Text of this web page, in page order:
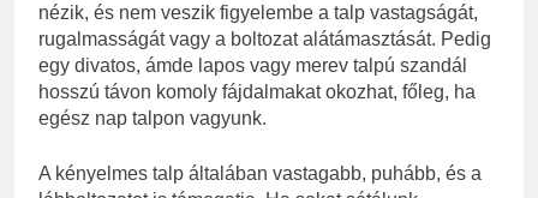
nézik, és nem veszik figyelembe a talp vastagságát,
rugalmasságát vagy a boltozat alátámasztását. Pedig
egy divatos, ámde lapos vagy merev talpú szandál
hosszú távon komoly fájdalmakat okozhat, főleg, ha
egész nap talpon vagyunk.
A kényelmes talp általában vastagabb, puhább, és a